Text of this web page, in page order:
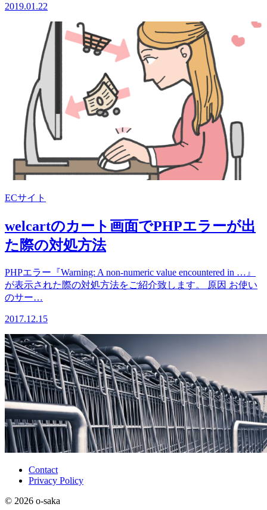
2019.01.22
ECサイト
welcartのカート画面でPHPエラーが出
た際の対処方法
PHPエラー『Warning: A non-numeric value encountered in …』
が表示された際の対処方法をご紹介致します。 原因 お使い
のサー…
2017.12.15
Contact
Privacy Policy
© 2026 o-saka